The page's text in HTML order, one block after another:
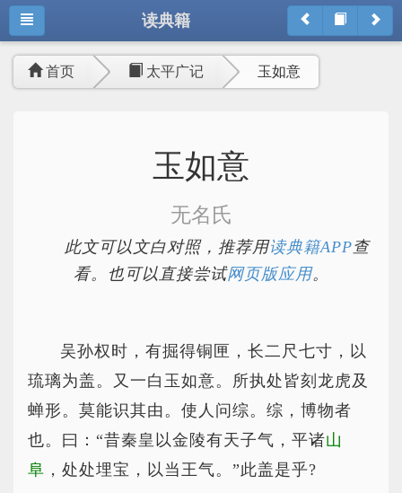
读典籍
首页 太平广记 玉如意
玉如意
无名氏
此文可以文白对照，推荐用读典籍APP查
看。也可以直接尝试网页版应用。
吴孙权时，有掘得铜匣，长二尺七寸，以
琉璃为盖。又一白玉如意。所执处皆刻龙虎及
蝉形。莫能识其由。使人问综。综，博物者
也。曰：“昔秦皇以金陵有天子气，平诸山
阜 ，处处埋宝，以当王气。”此盖是乎?